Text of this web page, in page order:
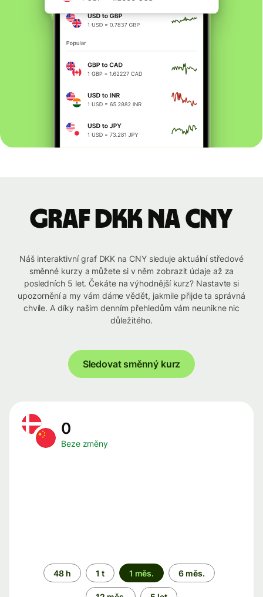
graf DKK na CNY
Náš interaktivní graf DKK na CNY sleduje aktuální středové
směnné kurzy a můžete si v něm zobrazit údaje až za
posledních 5 let. Čekáte na výhodnější kurz? Nastavte si
upozornění a my vám dáme vědět, jakmile přijde ta správná
chvíle. A díky našim denním přehledům vám neunikne nic
důležitého.
Sledovat směnný kurz
0
Beze změny
Časové
období
48 h 1 t 1 měs. 6 měs.